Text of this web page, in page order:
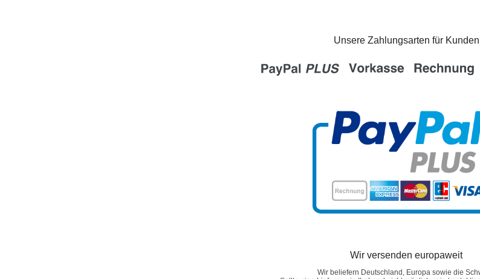
Unsere Zahlungsarten für Kunden
Wir versenden europaweit
Wir beliefern Deutschland, Europa sowie die